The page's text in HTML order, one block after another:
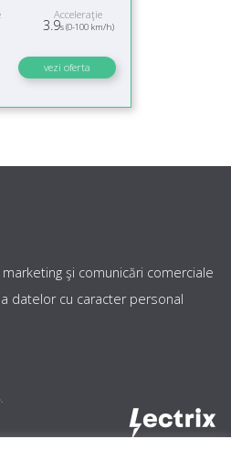
Acceleraţie
3.9s (0-100 km/h)
vezi oferta
şi comunicări comerciale
datelor cu caracter personal